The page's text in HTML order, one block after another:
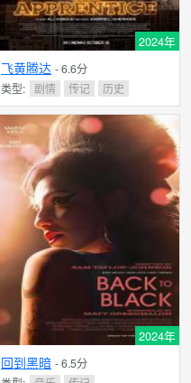
2024年
飞黄腾达 - 6.6分
类型: 剧情 传记 历史
2024年
回到黑暗 - 6.5分